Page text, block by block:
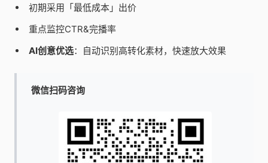
初期采用「最低成本」出价
重点监控CTR&完播率
AI创意优选：自动识别高转化素材，快速放大效果
微信扫码咨询